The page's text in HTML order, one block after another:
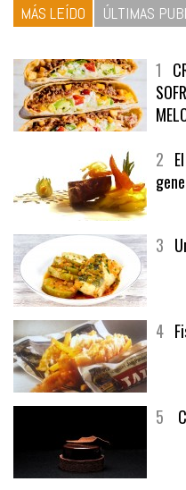
MÁS LEÍDO ÚLTIMAS
1
2
3
4
5